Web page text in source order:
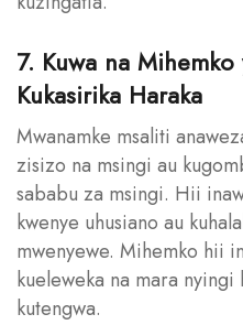
7. Kuwa na
Kukasirika Haraka
Mwanamke msaliti
zisizo na msingi au
sababu za msingi. Hii
kwenye uhusiano au
mwenyewe. Mihemko hii
kueleweka na mara nyingi
kutengwa.